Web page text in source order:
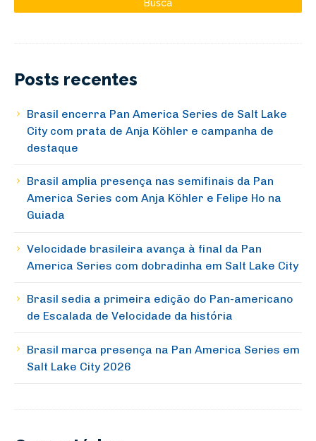
Posts recentes
Brasil encerra Pan America Series de Salt Lake
City com prata de Anja Köhler e campanha de
destaque
Brasil amplia presença nas semifinais da Pan
America Series com Anja Köhler e Felipe Ho na
Guiada
Velocidade brasileira avança à final da Pan
America Series com dobradinha em Salt Lake City
Brasil sedia a primeira edição do Pan-americano
de Escalada de Velocidade da história
Brasil marca presença na Pan America Series em
Salt Lake City 2026